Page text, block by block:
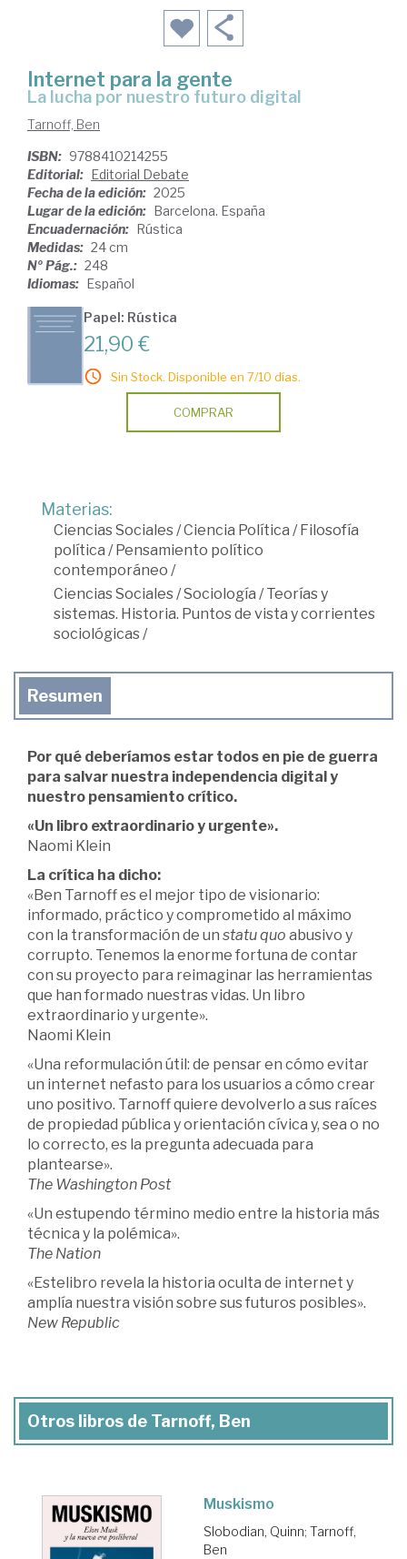
Internet para la gente
la lucha por nuestro futuro digital
Tarnoff, Ben
ISBN: 9788410214255
Editorial: Editorial Debate
Fecha de la edición: 2025
Lugar de la edición: Barcelona. España
Encuadernación: Rústica
Medidas: 24 cm
Nº Pág.: 248
Idiomas: Español
Papel: Rústica
21,90 €
Sin Stock. Disponible en 7/10 días.
COMPRAR
Materias:
Ciencias Sociales/Ciencia Política /Filosofía
política /Pensamiento político
contemporáneo /
Ciencias Sociales/Sociología /Teorías y
sistemas. Historia. Puntos de vista y corrientes
sociológicas/
Resumen
Por qué deberíamos estar todos en pie de guerra
para salvar nuestra independencia digital y
nuestro pensamiento crítico.
«Un libro extraordinario y urgente».
Naomi Klein
La crítica ha dicho:
«Ben Tarnoff es el mejor tipo de visionario:
informado, práctico y comprometido al máximo
con la transformación de un statu quo abusivo y
corrupto. Tenemos la enorme fortuna de contar
con su proyecto para reimaginar las herramientas
que han formado nuestras vidas. Un libro
extraordinario y urgente».
Naomi Klein
«Una reformulación útil: de pensar en cómo evitar
un internet nefasto para los usuarios a cómo crear
uno positivo. Tarnoff quiere devolverlo a sus raíces
de propiedad pública y orientación cívica y, sea o no
lo correcto, es la pregunta adecuada para
plantearse».
The Washington Post
«Un estupendo término medio entre la historia más
técnica y la polémica».
The Nation
«Estelibro revela la historia oculta de internet y
amplía nuestra visión sobre sus futuros posibles».
New Republic
Otros libros de Tarnoff, Ben
Muskismo
Slobodian, Quinn; Tarnoff,
Ben